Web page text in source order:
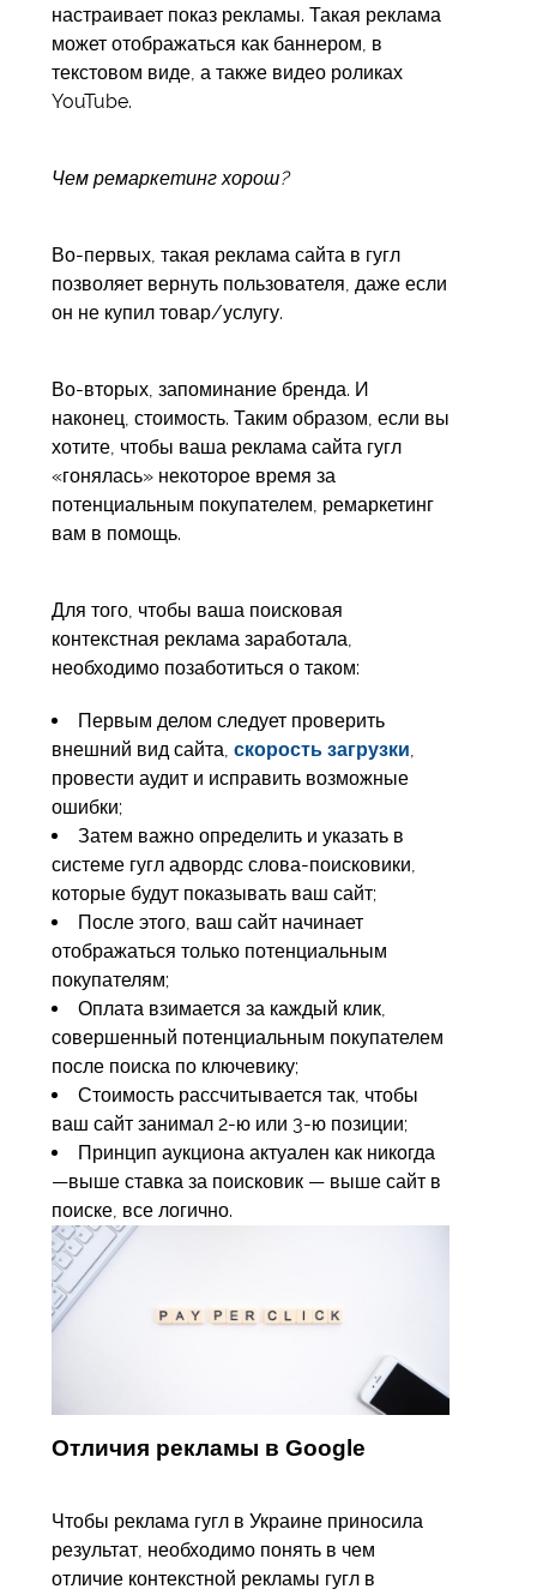
настраивает показ рекламы. Такая реклама
может отображаться как баннером, в
текстовом виде, а также видео роликах
YouTube.
Чем ремаркетинг хорош?
Во-первых, такая реклама сайта в гугл
позволяет вернуть пользователя, даже если
он не купил товар/услугу.
Во-вторых, запоминание бренда. И
наконец, стоимость. Таким образом, если вы
хотите, чтобы ваша реклама сайта гугл
«гонялась» некоторое время за
потенциальным покупателем, ремаркетинг
вам в помощь.
Для того, чтобы ваша поисковая
контекстная реклама заработала,
необходимо позаботиться о таком:
Первым делом следует проверить
внешний вид сайта, скорость загрузки,
провести аудит и исправить возможные
ошибки;
Затем важно определить и указать в
системе гугл адвордс слова-поисковики,
которые будут показывать ваш сайт;
После этого, ваш сайт начинает
отображаться только потенциальным
покупателям;
Оплата взимается за каждый клик,
совершенный потенциальным покупателем
после поиска по ключевику;
Стоимость рассчитывается так, чтобы
ваш сайт занимал 2-ю или 3-ю позиции;
Принцип аукциона актуален как никогда
—выше ставка за поисковик — выше сайт в
поиске, все логично.
Отличия рекламы в Google
Чтобы реклама гугл в Украине приносила
результат, необходимо понять в чем
отличие контекстной рекламы гугл в